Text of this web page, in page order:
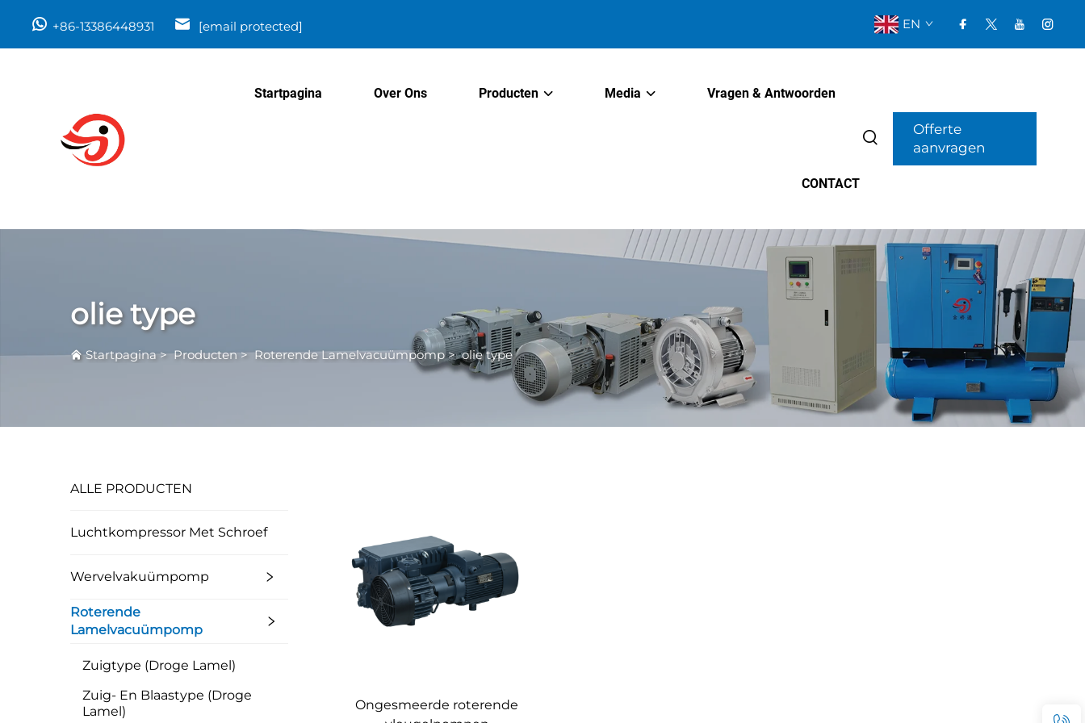
+86-13386448931 [email protected] EN
Startpagina Over Ons Producten Media Vragen & Antwoorden
CONTACT
Offerte
aanvragen
olie type
Startpagina>Producten>Roterende Lamelvacuümpomp>olie type
ALLE PRODUCTEN
Luchtkompressor Met Schroef
Wervelvakuümpomp
Roterende
Lamelvacuümpomp
Zuigtype (droge Lamel)
Zuig- En Blaastype (droge
Lamel)
Ongesmeerde roterende